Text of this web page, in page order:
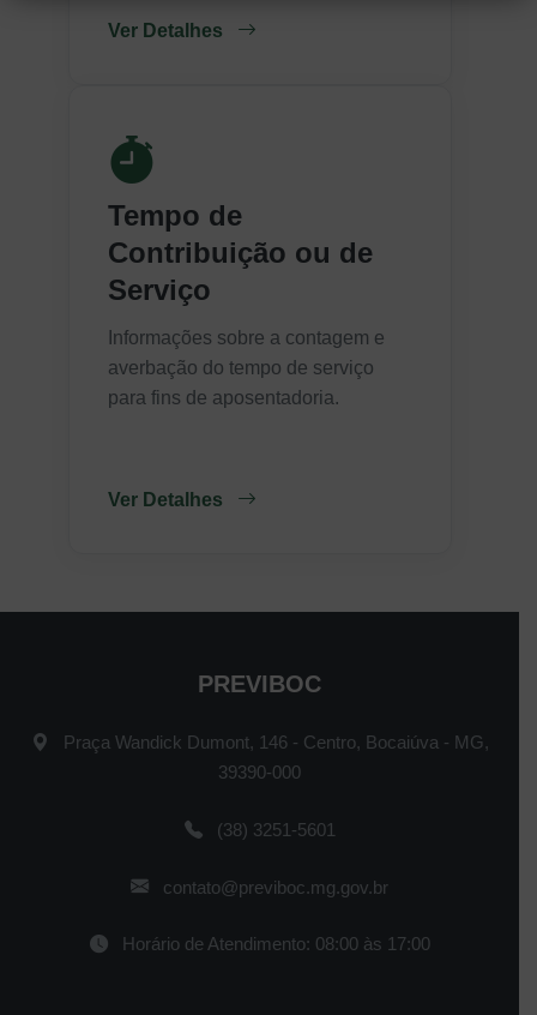
Ver Detalhes
Tempo de
Contribuição ou de
Serviço
Informações sobre a contagem e
averbação do tempo de serviço
para fins de aposentadoria.
Ver Detalhes
PREVIBOC
Praça Wandick Dumont, 146 - Centro, Bocaiúva - MG,
39390-000
(38) 3251-5601
contato@previboc.mg.gov.br
Horário de Atendimento: 08:00 às 17:00